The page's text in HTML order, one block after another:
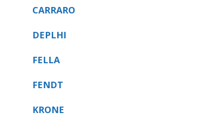
CARRARO
DEPLHI
FELLA
FENDT
KRONE